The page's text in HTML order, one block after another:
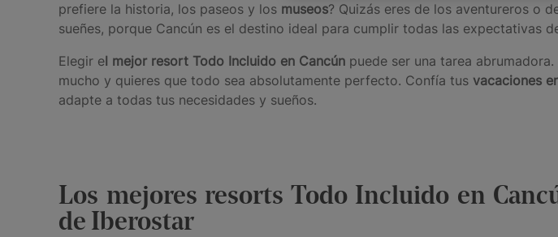
prefiere la historia, los paseos y los museos? Quizás eres de los aventureros o
sueñes, porque Cancún es el destino ideal para cumplir todas las expectativas
Elegir el mejor resort Todo Incluido en Cancún puede ser una tarea
mucho y quieres que todo sea absolutamente perfecto. Confía tus vacaciones
adapte a todas tus necesidades y sueños.
Los mejores resorts Todo Incluido en
de Iberostar